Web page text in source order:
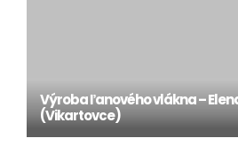
Výroba ľanového vlákna –
(Vikartovce)